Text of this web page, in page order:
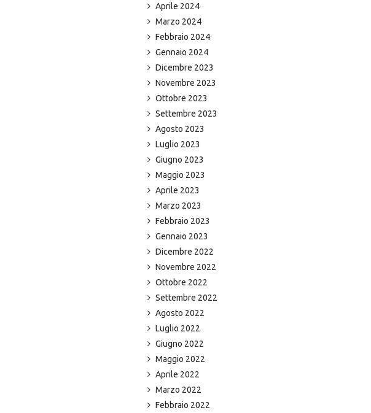
Aprile 2024
Marzo 2024
Febbraio 2024
Gennaio 2024
Dicembre 2023
Novembre 2023
Ottobre 2023
Settembre 2023
Agosto 2023
Luglio 2023
Giugno 2023
Maggio 2023
Aprile 2023
Marzo 2023
Febbraio 2023
Gennaio 2023
Dicembre 2022
Novembre 2022
Ottobre 2022
Settembre 2022
Agosto 2022
Luglio 2022
Giugno 2022
Maggio 2022
Aprile 2022
Marzo 2022
Febbraio 2022